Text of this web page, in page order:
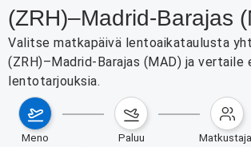
(ZRH)–Madrid-Barajas
Valitse matkapäivä lentoaikataulusta
(ZRH)–Madrid-Barajas (MAD) ja vertaile
lentotarjouksia.
meno paluu